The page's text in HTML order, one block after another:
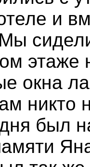
и
Мы
этаже
окна
никто
был